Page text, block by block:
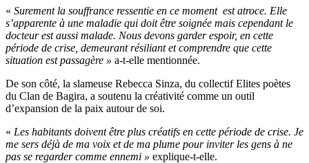
« Surement la souffrance ressentie en ce moment est atroce. Elle
s’apparente à une maladie qui doit être soignée mais cependant le
docteur est aussi malade. Nous devons garder espoir, en cette
période de crise, demeurant résiliant et comprendre que cette
situation est passagère » a-t-elle mentionnée.
De son côté, la slameuse Rebecca Sinza, du collectif Elites poètes
du Clan de Bagira, a soutenu la créativité comme un outil
d’expansion de la paix autour de soi.
« Les habitants doivent être plus créatifs en cette période de crise. Je
me sers déjà de ma voix et de ma plume pour inviter les gens à ne
pas se regarder comme ennemi » explique-t-elle.